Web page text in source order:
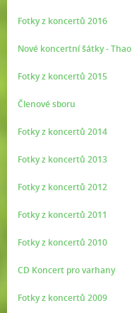
Fotky z koncertů 2016
Nové koncertní šátky - Thao
Fotky z koncertů 2015
Členové sboru
Fotky z koncertů 2014
Fotky z koncertů 2013
Fotky z koncertů 2012
Fotky z koncertů 2011
Fotky z koncertů 2010
CD Koncert pro varhany
Fotky z koncertů 2009